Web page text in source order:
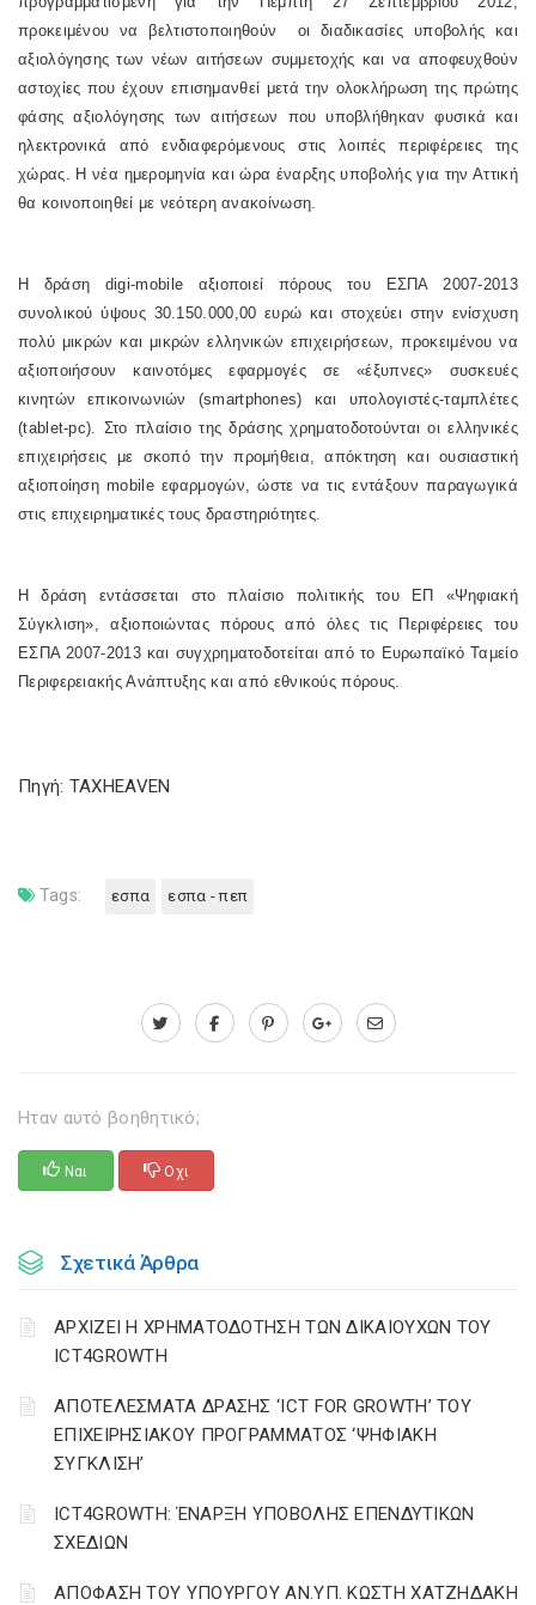
προκειμένου να βελτιστοποιηθούν οι διαδικασίες υποβολής και
αξιολόγησης των νέων αιτήσεων συμμετοχής και να αποφευχθούν
αστοχίες που έχουν επισημανθεί μετά την ολοκλήρωση της πρώτης
φάσης αξιολόγησης των αιτήσεων που υποβλήθηκαν φυσικά και
ηλεκτρονικά από ενδιαφερόμενους στις λοιπές περιφέρειες της
χώρας. Η νέα ημερομηνία και ώρα έναρξης υποβολής για την Αττική
θα κοινοποιηθεί με νεότερη ανακοίνωση.
Η δράση digi-mobile αξιοποιεί πόρους του ΕΣΠΑ 2007-2013
συνολικού ύψους 30.150.000,00 ευρώ και στοχεύει στην ενίσχυση
πολύ μικρών και μικρών ελληνικών επιχειρήσεων, προκειμένου να
αξιοποιήσουν καινοτόμες εφαρμογές σε «έξυπνες» συσκευές
κινητών επικοινωνιών (smartphones) και υπολογιστές-ταμπλέτες
(tablet-pc). Στο πλαίσιο της δράσης χρηματοδοτούνται οι ελληνικές
επιχειρήσεις με σκοπό την προμήθεια, απόκτηση και ουσιαστική
αξιοποίηση mobile εφαρμογών, ώστε να τις εντάξουν παραγωγικά
στις επιχειρηματικές τους δραστηριότητες.
Η δράση εντάσσεται στο πλαίσιο πολιτικής του ΕΠ «Ψηφιακή
Σύγκλιση», αξιοποιώντας πόρους από όλες τις Περιφέρειες του
ΕΣΠΑ 2007-2013 και συγχρηματοδοτείται από το Ευρωπαϊκό Ταμείο
Περιφερειακής Ανάπτυξης και από εθνικούς πόρους.
Πηγή: TAXHEAVEN
Tags: εσπα εσπα - πεπ
Ηταν αυτό βοηθητικό;
Ναι Οχι
Σχετικά Άρθρα
ΑΡΧΙΖΕΙ Η ΧΡΗΜΑΤΟΔΟΤΗΣΗ ΤΩΝ ΔΙΚΑΙΟΥΧΩΝ ΤΟΥ
ICT4GROWTH
ΑΠΟΤΕΛΕΣΜΑΤΑ ΔΡΑΣΗΣ ‘ICT FOR GROWTH’ ΤΟΥ
ΕΠΙΧΕΙΡΗΣΙΑΚΟΥ ΠΡΟΓΡΑΜΜΑΤΟΣ ‘ΨΗΦΙΑΚΗ
ΣΥΓΚΛΙΣΗ’
ICT4GROWTH: ΈΝΑΡΞΗ ΥΠΟΒΟΛΗΣ ΕΠΕΝΔΥΤΙΚΩΝ
ΣΧΕΔΙΩΝ
ΑΠΟΦΑΣΗ ΤΟΥ ΥΠΟΥΡΓΟΥ ΑΝ.ΥΠ. ΚΩΣΤΗ ΧΑΤΖΗΔΑΚΗ